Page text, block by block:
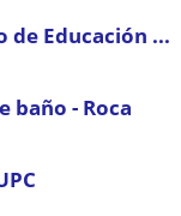
de Educación ...
baño - Roca